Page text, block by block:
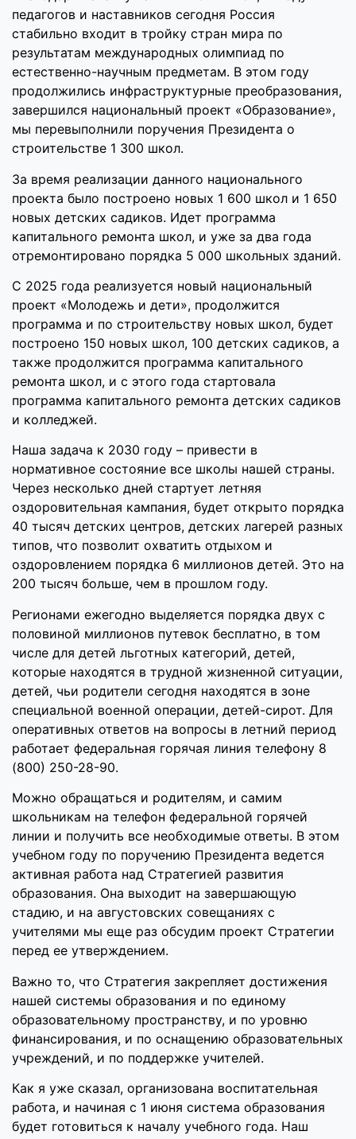
педагогов и наставников сегодня Россия
стабильно входит в тройку стран мира по
результатам международных олимпиад по
естественно-научным предметам. В этом году
продолжились инфраструктурные преобразования,
завершился национальный проект «Образование»,
мы перевыполнили поручения Президента о
строительстве 1 300 школ.
За время реализации данного национального
проекта было построено новых 1 600 школ и 1 650
новых детских садиков. Идет программа
капитального ремонта школ, и уже за два года
отремонтировано порядка 5 000 школьных зданий.
С 2025 года реализуется новый национальный
проект «Молодежь и дети», продолжится
программа и по строительству новых школ, будет
построено 150 новых школ, 100 детских садиков, а
также продолжится программа капитального
ремонта школ, и с этого года стартовала
программа капитального ремонта детских садиков
и колледжей.
Наша задача к 2030 году – привести в
нормативное состояние все школы нашей страны.
Через несколько дней стартует летняя
оздоровительная кампания, будет открыто порядка
40 тысяч детских центров, детских лагерей разных
типов, что позволит охватить отдыхом и
оздоровлением порядка 6 миллионов детей. Это на
200 тысяч больше, чем в прошлом году.
Регионами ежегодно выделяется порядка двух с
половиной миллионов путевок бесплатно, в том
числе для детей льготных категорий, детей,
которые находятся в трудной жизненной ситуации,
детей, чьи родители сегодня находятся в зоне
специальной военной операции, детей-сирот. Для
оперативных ответов на вопросы в летний период
работает федеральная горячая линия телефону 8
(800) 250-28-90.
Можно обращаться и родителям, и самим
школьникам на телефон федеральной горячей
линии и получить все необходимые ответы. В этом
учебном году по поручению Президента ведется
активная работа над Стратегией развития
образования. Она выходит на завершающую
стадию, и на августовских совещаниях с
учителями мы еще раз обсудим проект Стратегии
перед ее утверждением.
Важно то, что Стратегия закрепляет достижения
нашей системы образования и по единому
образовательному пространству, и по уровню
финансирования, и по оснащению образовательных
учреждений, и по поддержке учителей.
Как я уже сказал, организована воспитательная
работа, и начиная с 1 июня система образования
будет готовиться к началу учебного года. Наш